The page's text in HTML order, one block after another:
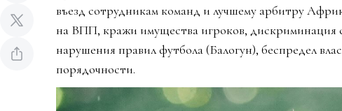
въезд сотрудникам команд и лучшему арбитру
на ВПП, кражи имущества игроков, дискриминация
нарушения правил футбола (Балогун), беспредел
порядочности.